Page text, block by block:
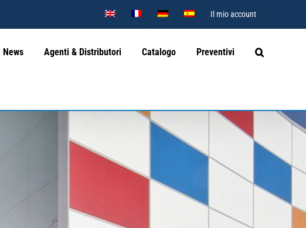
Il mio account
News Agenti & Distributori Catalogo Preventivi